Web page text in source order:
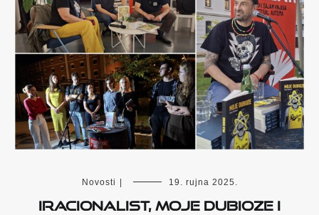
Novosti 19. rujna 2025.
Iracionalist, Moje dubioze i